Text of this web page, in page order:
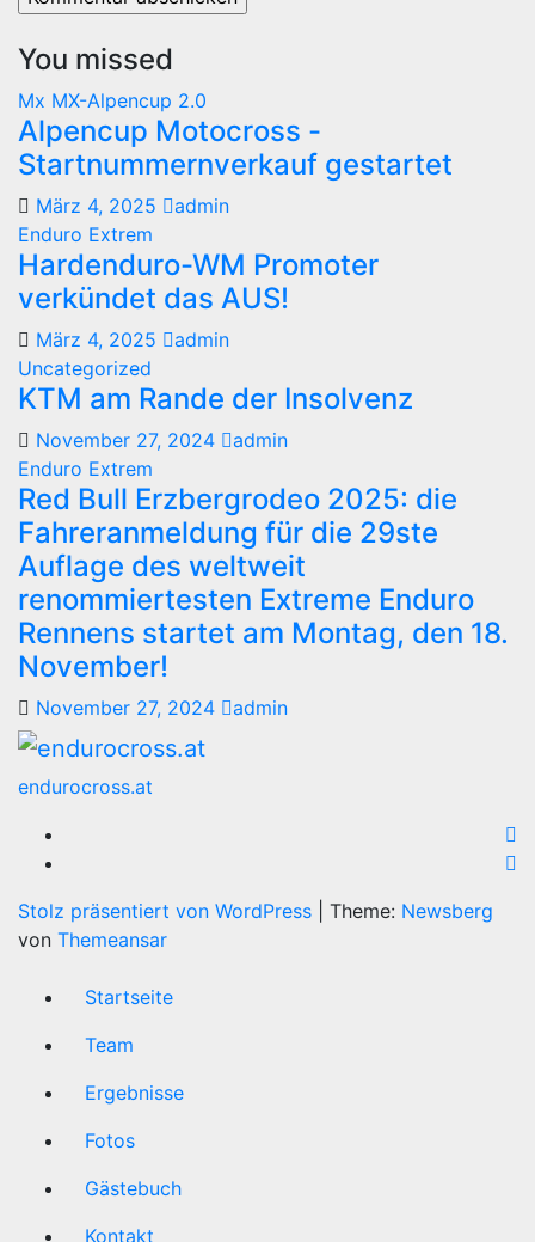
You missed
Mx MX-Alpencup 2.0
Alpencup Motocross -
Startnummernverkauf gestartet
März 4, 2025
admin
Enduro Extrem
Hardenduro-WM Promoter
verkündet das AUS!
März 4, 2025
admin
Uncategorized
KTM am Rande der Insolvenz
November 27, 2024
admin
Enduro Extrem
Red Bull Erzbergrodeo 2025: die
Fahreranmeldung für die 29ste
Auflage des weltweit
renommiertesten Extreme Enduro
Rennens startet am Montag, den 18.
November!
November 27, 2024 admin
endurocross.at
Stolz präsentiert von WordPress Theme: Newsberg
von Themeansar
Startseite
Team
Ergebnisse
Fotos
Gästebuch
Kontakt